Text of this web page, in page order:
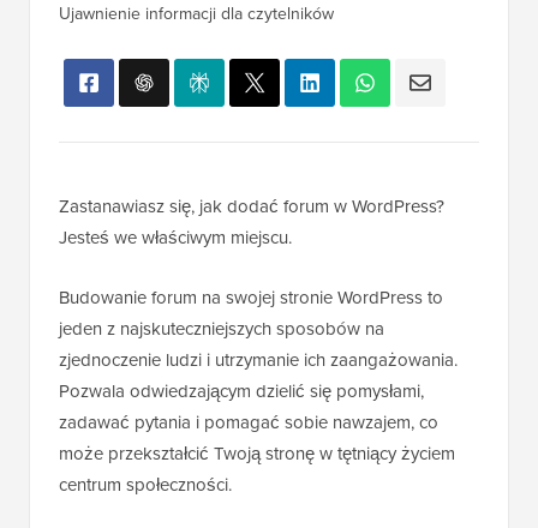
Ujawnienie informacji dla czytelników
Zastanawiasz się, jak dodać forum w WordPress?
Jesteś we właściwym miejscu.
Budowanie forum na swojej stronie WordPress to
jeden z najskuteczniejszych sposobów na
zjednoczenie ludzi i utrzymanie ich zaangażowania.
Pozwala odwiedzającym dzielić się pomysłami,
zadawać pytania i pomagać sobie nawzajem, co
może przekształcić Twoją stronę w tętniący życiem
centrum społeczności.